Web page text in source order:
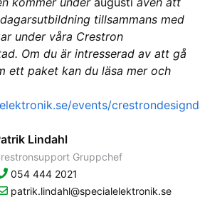
tillsammans med
under våra Crestron
Om du är intresserad av att gå
ett paket kan du läsa mer och
events/
Lindahl
Gruppchef
054 444 2021
patrik.lindahl@specialelektronik.se